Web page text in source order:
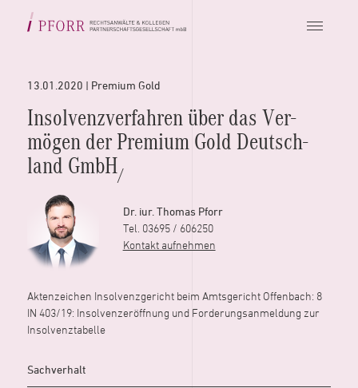
13.01.2020 | Premium Gold
Insolvenz­verfahren über das Ver­
mögen der Premium Gold Deutsch­
land GmbH/
Dr. iur. Thomas Pforr
Tel. 03695 / 606250
Kontakt aufnehmen
Aktenzeichen Insolvenzgericht beim Amtsgericht Offenbach: 8
IN 403/19: Insolvenzeröffnung und Forderungsanmeldung zur
Insolvenztabelle
Sachverhalt